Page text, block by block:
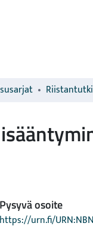
Pysyvä osoite
https://urn.fi/